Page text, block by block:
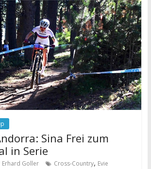
Sina Frei zum
in Serie
Erhard Goller Cross-Country, Evie